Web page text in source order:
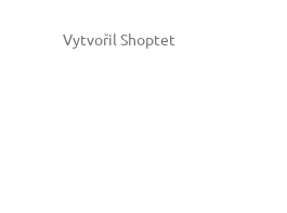
Vytvořil Shoptet